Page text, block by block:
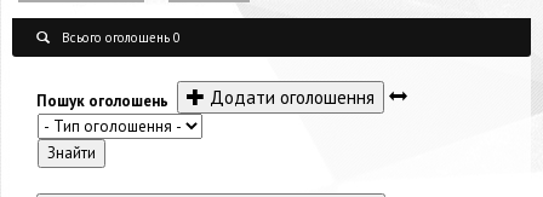
Всього оголошень 0
Пошук оголошень Додати оголошення